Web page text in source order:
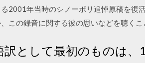
2001年当時のシノーポリ追悼原稿を復
この録音に関する彼の思いなどを聴くこ
訳として最初のものは